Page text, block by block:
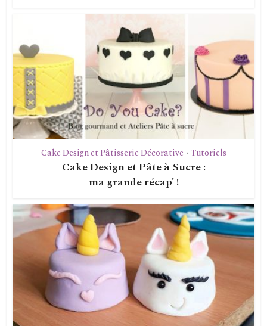
Cake Design et Pâtisserie Décorative • Tutoriels
Cake Design et Pâte à Sucre :
ma grande récap’ !